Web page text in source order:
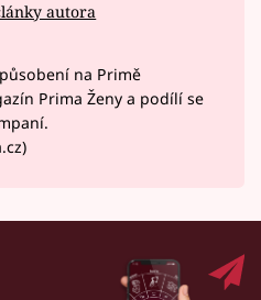
autora
na Primě
Prima Ženy a podílí se